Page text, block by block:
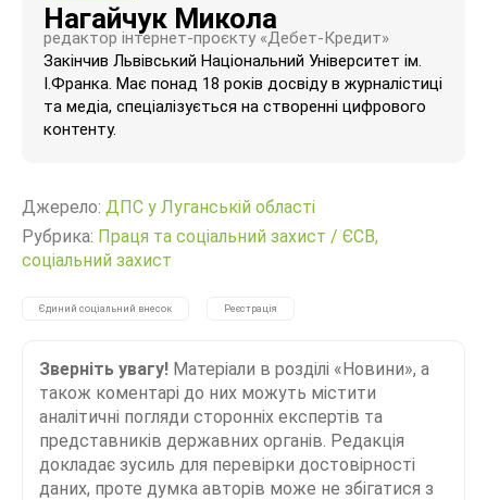
Нагайчук Микола
редактор інтернет-проєкту «Дебет-Кредит»
Закінчив Львівський Національний Університет ім.
І.Франка. Має понад 18 років досвіду в журналістиці
та медіа, спеціалізується на створенні цифрового
контенту.
Джерело: ДПС у Луганській області
Рубрика: Праця та соціальний захист / ЄСВ,
соціальний захист
Єдиний соціальний внесок Реєстрація
Зверніть увагу! Матеріали в розділі «Новини», а
також коментарі до них можуть містити
аналітичні погляди сторонніх експертів та
представників державних органів. Редакція
докладає зусиль для перевірки достовірності
даних, проте думка авторів може не збігатися з